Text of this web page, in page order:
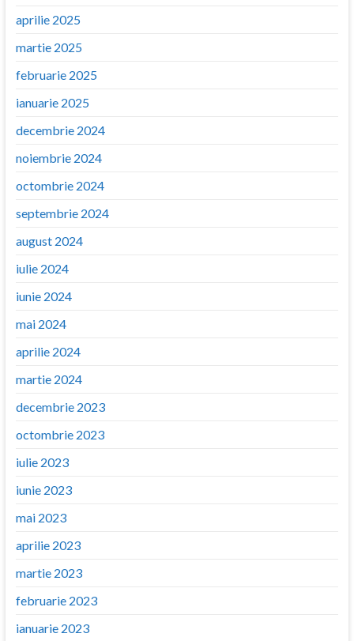
aprilie 2025
martie 2025
februarie 2025
ianuarie 2025
decembrie 2024
noiembrie 2024
octombrie 2024
septembrie 2024
august 2024
iulie 2024
iunie 2024
mai 2024
aprilie 2024
martie 2024
decembrie 2023
octombrie 2023
iulie 2023
iunie 2023
mai 2023
aprilie 2023
martie 2023
februarie 2023
ianuarie 2023